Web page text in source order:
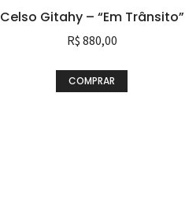
Celso Gitahy – “Em Trânsito”
R$ 880,00
COMPRAR